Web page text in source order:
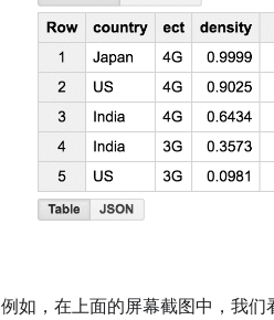
例如，在上面的屏幕截图中，我们